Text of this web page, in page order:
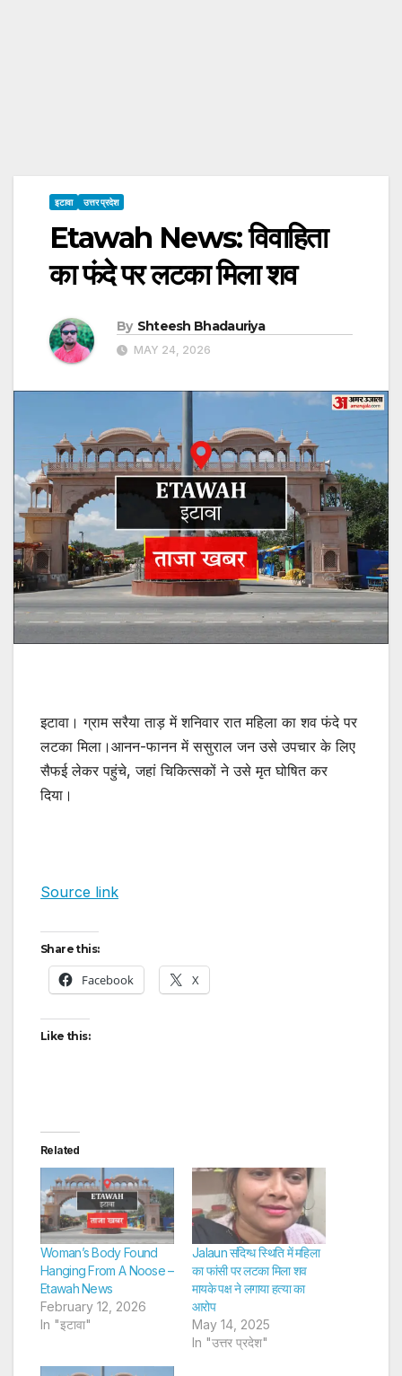
इटावा उत्तर प्रदेश
Etawah News: विवाहिता
का फंदे पर लटका मिला शव
By Shteesh Bhadauriya
MAY 24, 2026
इटावा। ग्राम सरैया ताड़ में शनिवार रात महिला का शव फंदे पर
लटका मिला।आनन-फानन में ससुराल जन उसे उपचार के लिए
सैफई लेकर पहुंचे, जहां चिकित्सकों ने उसे मृत घोषित कर
दिया।
Source link
Share this:
Facebook X
Like this:
Related
Woman’s Body Found
Hanging From A Noose –
Etawah News
February 12, 2026
In "इटावा"
Jalaun संदिग्ध स्थिति में महिला
का फांसी पर लटका मिला शव
मायके पक्ष ने लगाया हत्या का
आरोप
May 14, 2025
In "उत्तर प्रदेश"